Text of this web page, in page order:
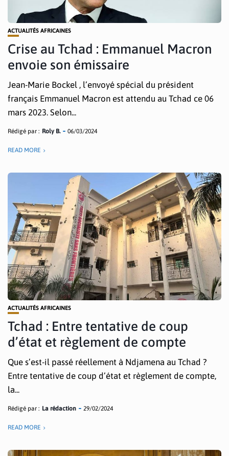
ACTUALITÉS AFRICAINES
Crise au Tchad : Emmanuel Macron
envoie son émissaire
Jean-Marie Bockel , l’envoyé spécial du président
français Emmanuel Macron est attendu au Tchad ce 06
mars 2023. Selon...
Rédigé par : Roly B. 06/03/2024
READ MORE
ACTUALITÉS AFRICAINES
Tchad : Entre tentative de coup
d’état et règlement de compte
Que s’est-il passé réellement à Ndjamena au Tchad ?
Entre tentative de coup d’état et règlement de compte,
la...
Rédigé par : La rédaction 29/02/2024
READ MORE